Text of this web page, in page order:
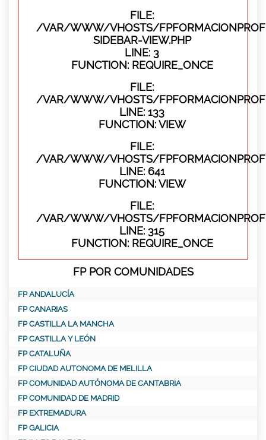
FILE:
/VAR/WWW/VHOSTS/
SIDEBAR-VIEW.PHP
LINE: 3
FUNCTION: REQUIRE_ONCE
FILE:
/VAR/WWW/VHOSTS/
LINE: 133
FUNCTION: VIEW
FILE:
/VAR/WWW/VHOSTS/
LINE: 641
FUNCTION: VIEW
FILE:
/VAR/WWW/VHOSTS/
LINE: 315
FUNCTION: REQUIRE_ONCE
FP POR COMUNIDADES
FP ANDALUCÍA
FP CANARIAS
FP CASTILLA LA MANCHA
FP CASTILLA Y LEÓN
FP CATALUÑA
FP CIUDAD AUTONOMA DE MELILLA
FP COMUNIDAD AUTÓNOMA DE CANTABRIA
FP COMUNIDAD DE MADRID
FP EXTREMADURA
FP GALICIA